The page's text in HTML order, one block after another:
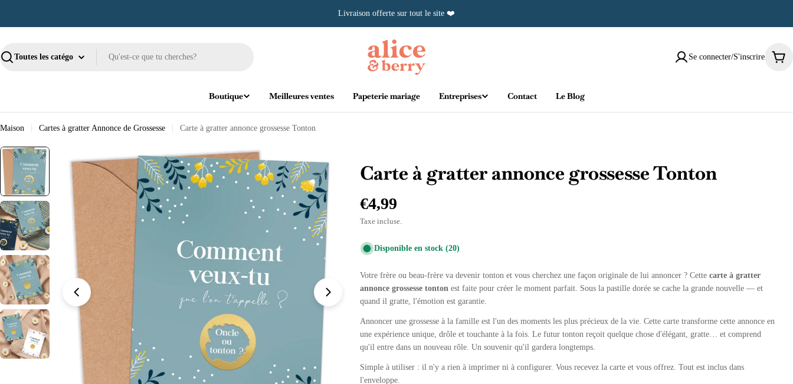
Livraison offerte sur tout le site ❤️
Recherche
Se connecter/S'inscrire
Boutique Meilleures ventes Papeterie mariage Entreprises Contact Le Blog
Maison Cartes à gratter Annonce de Grossesse Carte à gratter annonce grossesse Tonton
informations
produit
Ouvrir le média 0 en mode modal Ouvrir le média 1 en mode modal
Carte à gratter annonce grossesse Tonton
Prix
régulier
€4,99
Taxe incluse.
Disponible en stock (20)
Votre frère ou beau-frère va devenir tonton et vous cherchez une façon originale de lui annoncer ? Cette carte à gratter
annonce grossesse tontonest faite pour créer le moment parfait. Sous la pastille dorée se cache la grande nouvelle — et
quand il gratte, l'émotion est garantie.
Annoncer une grossesse à la famille est l'un des moments les plus précieux de la vie. Cette carte transforme cette annonce en
une expérience unique, drôle et touchante à la fois. Le futur tonton reçoit quelque chose d'élégant, gratte… et comprend
qu'il entre dans un nouveau rôle. Un souvenir qu'il gardera longtemps.
Simple à utiliser : il n'y a rien à imprimer ni à configurer. Vous recevez la carte et vous offrez. Tout est inclus dans
l'enveloppe.